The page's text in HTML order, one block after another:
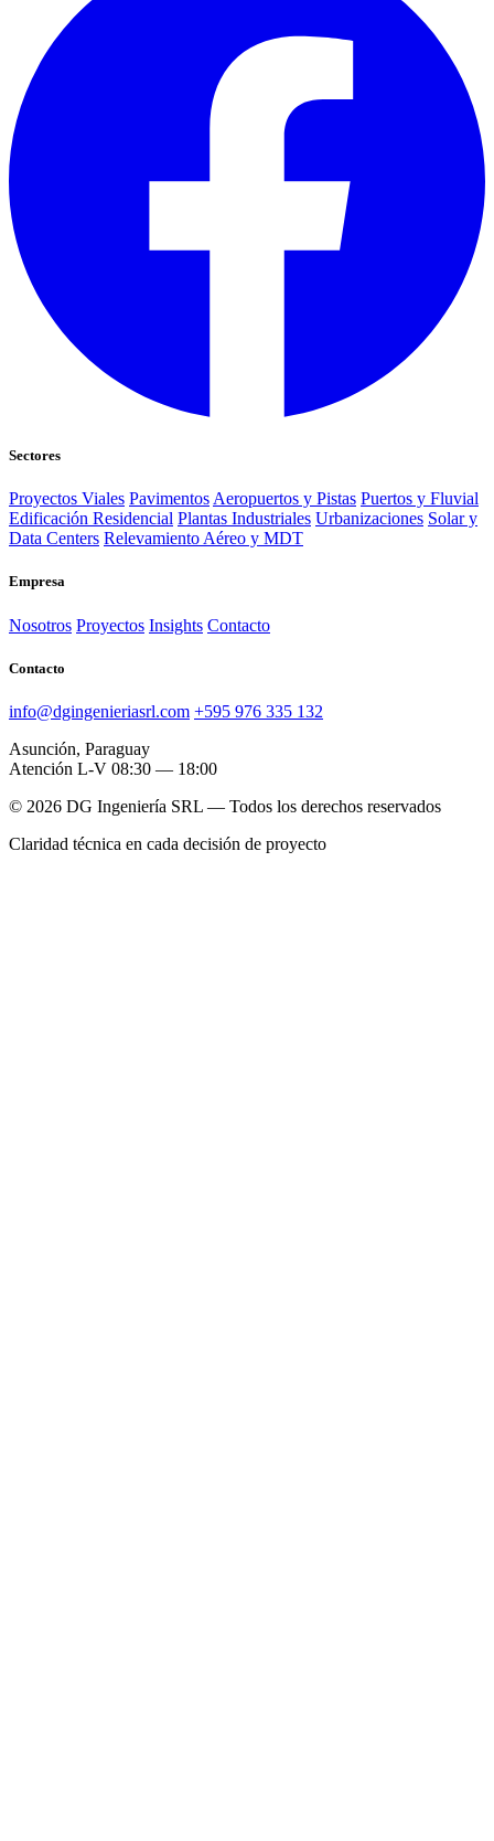
Sectores
Proyectos Viales Pavimentos Aeropuertos y Pistas Puertos y Fluvial
Edificación Residencial Plantas Industriales Urbanizaciones Solar y
Data Centers Relevamiento Aéreo y MDT
Empresa
Nosotros Proyectos Insights Contacto
Contacto
info@dgingenieriasrl.com +595 976 335 132
Asunción, Paraguay
Atención L-V 08:30 — 18:00
© 2026 DG Ingeniería SRL — Todos los derechos reservados
Claridad técnica en cada decisión de proyecto